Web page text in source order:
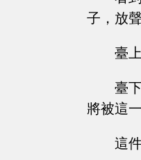
子，放
臺
臺
將被這
這